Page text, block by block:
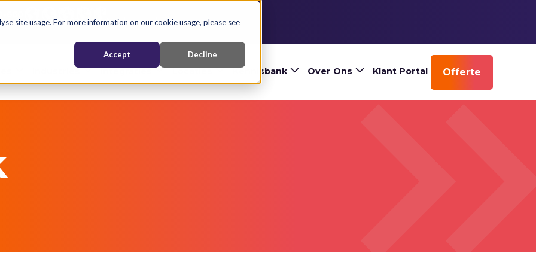
site usage. For more information on our cookie usage, please see
Accept Decline
English
Nederlands
Kennisbank Over Ons Klant Portal Offerte